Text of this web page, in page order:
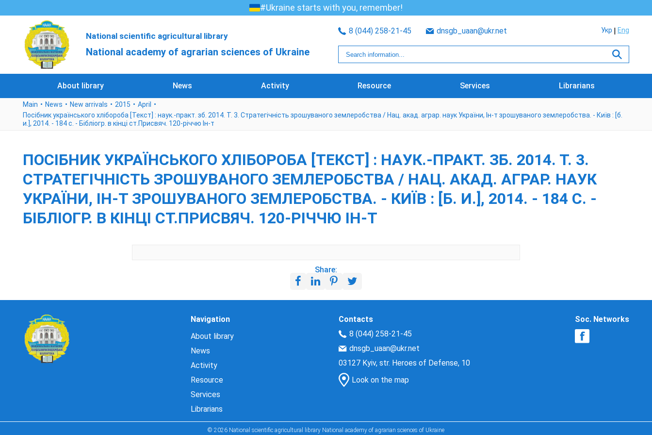
#Ukraine starts with you, remember!
National scientific agricultural library
National academy of agrarian sciences of Ukraine
8 (044) 258-21-45 dnsgb_uaan@ukr.net Укр Eng
About library News Activity Resource Services Librarians
Main News New arrivals 2015
April
Посібник українського хлібороба [Текст] : наук.-практ. зб. 2014. Т. 3. Стратегічність зрошуваного землеробства / Нац. акад. аграр. наук України, Ін-т зрошуваного землеробства. - Київ : [б.
и.], 2014. - 184 с. - Бібліогр. в кінці ст.Присвяч. 120-річчю Ін-т
ПОСІБНИК УКРАЇНСЬКОГО ХЛІБОРОБА [ТЕКСТ] : НАУК.-ПРАКТ. ЗБ. 2014. Т. 3.
СТРАТЕГІЧНІСТЬ ЗРОШУВАНОГО ЗЕМЛЕРОБСТВА / НАЦ. АКАД. АГРАР. НАУК
УКРАЇНИ, ІН-Т ЗРОШУВАНОГО ЗЕМЛЕРОБСТВА. - КИЇВ : [Б. И.], 2014. - 184 С. -
БІБЛІОГР. В КІНЦІ СТ.ПРИСВЯЧ. 120-РІЧЧЮ ІН-Т
Share:
Navigation
About library
News
Activity
Resource
Services
Librarians
Contacts
8 (044) 258-21-45
dnsgb_uaan@ukr.net
03127 Kyiv, str. Heroes of Defense, 10
Look on the map
Soc. Networks
© 2026 National scientific agricultural library National academy of agrarian sciences of Ukraine